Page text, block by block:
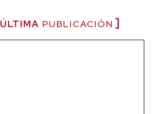
ÚLTIMA PUBLICACIÓN